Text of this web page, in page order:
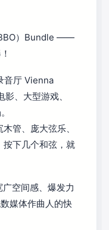
）Bundle ——
音厅 Vienna
、大型游戏、
管、庞大弦乐、
按下几个和弦，就
空间感、爆发力
媒体作曲人的快